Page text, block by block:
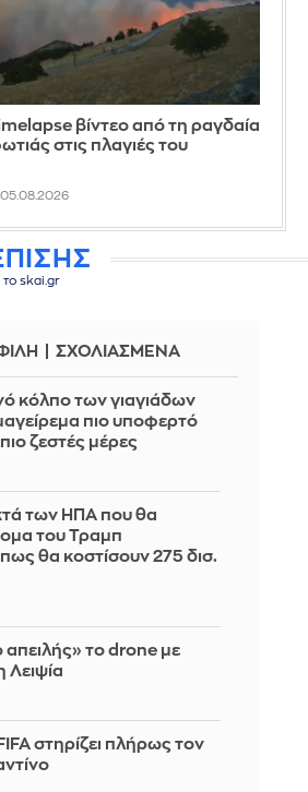
βίντεο από τη ραγδαία
στις πλαγιές του
το skai.gr
ΣΧΟΛΙΑΣΜΕΝΑ
κόλπο των γιαγιάδων
πιο υποφερτό
ζεστές μέρες
των ΗΠΑ που θα
του Τραμπ
πως θα κοστίσουν 275 δισ.
το drone με
Λειψία
στηρίζει πλήρως τον